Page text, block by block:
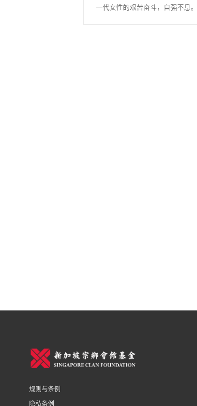
一代女性的艰苦奋斗，自强不息。
规则与条例
隐私条例